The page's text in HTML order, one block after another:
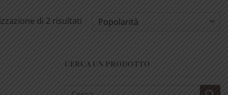
di 2 risultatiPopolarità
CERCA UN PRODOTTO
Cerca: